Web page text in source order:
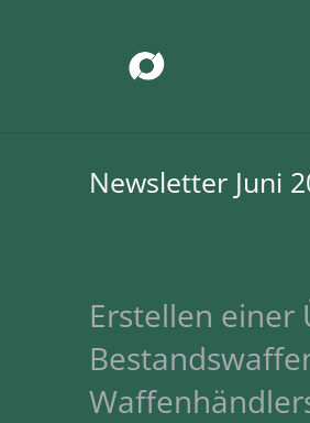
Newsletter Juni
Erstellen einer